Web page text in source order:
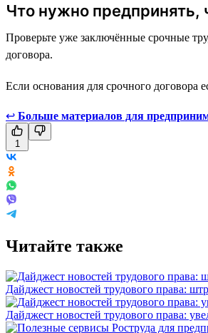
Что нужно
Проверьте уже заключённые срочные
договора.
Если основания для срочного договора
↩ Больше материалов для
1
Читайте также
Дайджест новостей трудового права:
Дайджест новостей трудового права: